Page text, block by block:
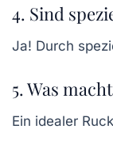
4. Sind
Ja! Durch
5. Was
Ein idealer